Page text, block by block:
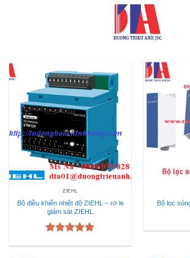
ZIEHL
Bộ điều khiển nhiệt độ ZIEHL – rơ le
giám sát ZIEHL
Bộ lọc